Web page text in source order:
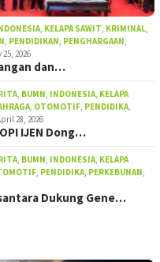
KELAPA SAWIT KRIMINAL
PENDIDIKAN PENGHARGAAN
25, 2026
dan…
BUMN INDONESIA KELAPA
OTOMOTIF PENDIDIKA
28, 2026
IJEN Dong…
BUMN INDONESIA KELAPA
PENDIDIKA PERKEBUNAN
Dukung Gene…